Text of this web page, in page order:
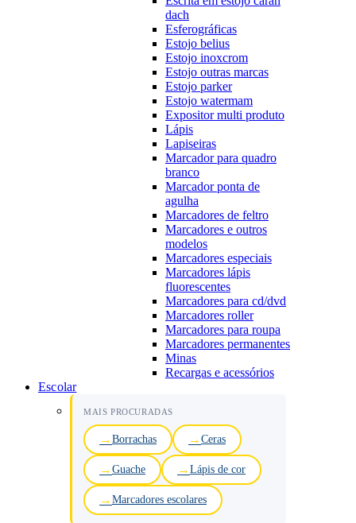
dach
Esferográficas
Estojo belius
Estojo inoxcrom
Estojo outras marcas
Estojo parker
Estojo watermam
Expositor multi produto
Lápis
Lapiseiras
Marcador para quadro
branco
Marcador ponta de
agulha
Marcadores de feltro
Marcadores e outros
modelos
Marcadores especiais
Marcadores lápis
fluorescentes
Marcadores para cd/dvd
Marcadores roller
Marcadores para roupa
Marcadores permanentes
Minas
Recargas e acessórios
Escolar
MAIS PROCURADAS
Borrachas Ceras
Guache Lápis de cor
Marcadores escolares